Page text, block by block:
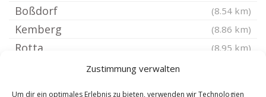
Zustimmung verwalten
Um dir ein optimales Erlebnis zu bieten, verwenden wir Technologien
Boßdorf (8.54 km)
Kemberg (8.86 km)
Rotta (8.95 km)
Meuro bei Lutherstadt Wittenberg